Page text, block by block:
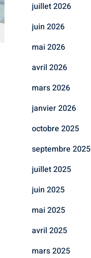
juillet 2026
juin 2026
mai 2026
avril 2026
mars 2026
janvier 2026
octobre 2025
septembre 2025
juillet 2025
juin 2025
mai 2025
avril 2025
mars 2025